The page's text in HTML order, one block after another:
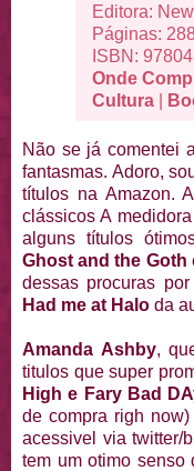
Editora:
Páginas:
ISBN:
Onde
Cultura
Não se já comentei
fantasmas. Adoro,
títulos na Amazon.
clássicos A
alguns títulos
Ghost and the Goth
dessas procuras
Had me at Halo da
Amanda Ashby,
titulos que super
High e Fary Bad
de compra righ
acessivel via twitter/
tem um otimo senso